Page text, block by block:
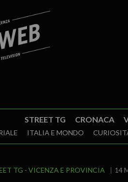
STREET TG CRONACA
ITALIA E MONDO
TG VICENZA E PROVINCIA 14